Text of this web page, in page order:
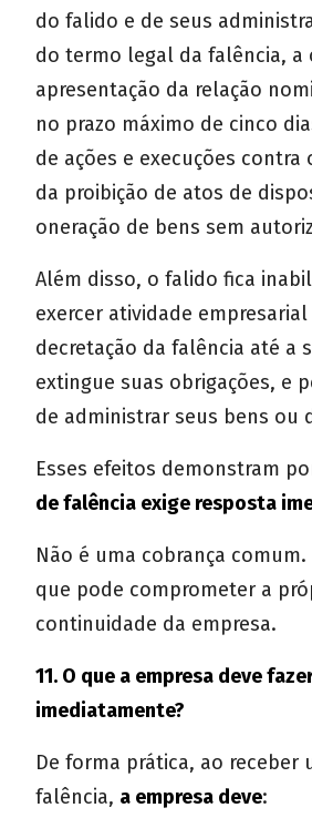
do falido e de seus
do termo legal da falência, a
apresentação da relação
no prazo máximo de cinco
de ações e execuções
da proibição de atos de
oneração de bens sem
Além disso, o falido fica
exercer atividade empresarial
decretação da falência até a
extingue suas obrigações, e
de administrar seus bens ou
Esses efeitos demonstram
de falência exige resposta
Não é uma cobrança
que pode comprometer a
continuidade da empresa.
11. O que a empresa deve
imediatamente?
De forma prática, ao receber
falência, a empresa deve: